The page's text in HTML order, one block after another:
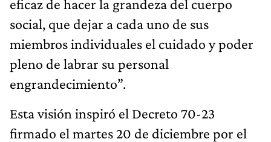
eficaz de hacer la grandeza del cuerpo
social, que dejar a cada uno de sus
miembros individuales el cuidado y poder
pleno de labrar su personal
engrandecimiento”.
Esta visión inspiró el Decreto 70-23
firmado el martes 20 de diciembre por el